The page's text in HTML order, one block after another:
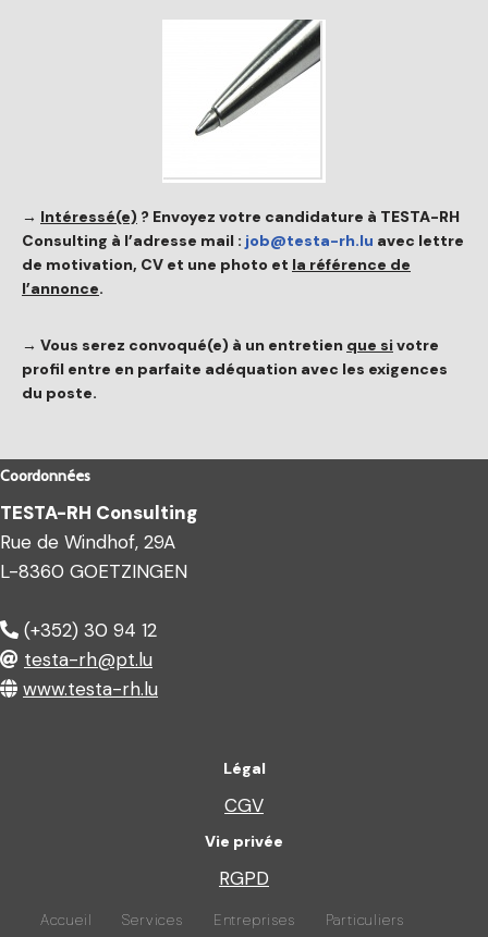
→ Intéressé(e) ? Envoyez votre candidature à TESTA-RH
Consulting à l’adresse mail : job@testa-rh.lu avec lettre
de motivation, CV et une photo et la référence de
l’annonce.
→ Vous serez convoqué(e) à un entretien que sivotre
profil entre en parfaite adéquation avec les exigences
du poste.
Coordonnées
TESTA-RH Consulting
Rue de Windhof, 29A
L-8360 GOETZINGEN
(+352) 30 94 12
testa-rh@pt.lu
www.testa-rh.lu
Légal
CGV
Vie privée
RGPD
Accueil Services Entreprises Particuliers